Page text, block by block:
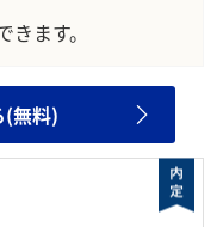
ます。
(無料)